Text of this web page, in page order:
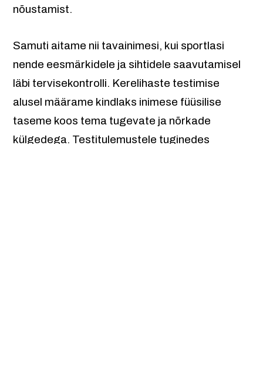
nõustamist.
Samuti aitame nii tavainimesi, kui sportlasi
nende eesmärkidele ja sihtidele saavutamisel
läbi tervisekontrolli. Kerelihaste testimise
alusel määrame kindlaks inimese füüsilise
taseme koos tema tugevate ja nõrkade
külgedega. Testitulemustele tuginedes